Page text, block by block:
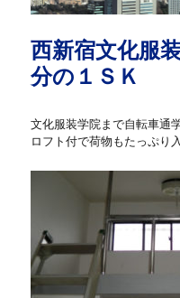
西新宿文化服
分の１ＳＫ
文化服装学院まで自転車通
ロフト付で荷物もたっぷり